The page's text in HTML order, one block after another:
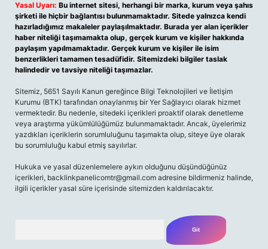
Yasal Uyarı: Bu internet sitesi, herhangi bir marka, kurum veya şahıs
şirketi ile hiçbir bağlantısı bulunmamaktadır. Sitede yalnızca kendi
hazırladığımız makaleler paylaşılmaktadır. Burada yer alan içerikler
haber niteliği taşımamakta olup, gerçek kurum ve kişiler hakkında
paylaşım yapılmamaktadır. Gerçek kurum ve kişiler ile isim
benzerlikleri tamamen tesadüfidir. Sitemizdeki bilgiler taslak
halindedir ve tavsiye niteliği taşımazlar.
Sitemiz, 5651 Sayılı Kanun gereğince Bilgi Teknolojileri ve İletişim
Kurumu (BTK) tarafından onaylanmış bir Yer Sağlayıcı olarak hizmet
vermektedir. Bu nedenle, sitedeki içerikleri proaktif olarak denetleme
veya araştırma yükümlülüğümüz bulunmamaktadır. Ancak, üyelerimiz
yazdıkları içeriklerin sorumluluğunu taşımakta olup, siteye üye olarak
bu sorumluluğu kabul etmiş sayılırlar.
Hukuka ve yasal düzenlemelere aykırı olduğunu düşündüğünüz
içerikleri, backlinkpanelicomtr@gmail.com adresine bildirmeniz halinde,
ilgili içerikler yasal süre içerisinde sitemizden kaldırılacaktır.